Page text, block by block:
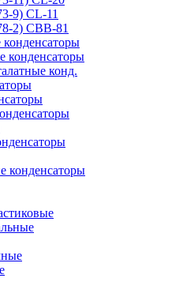
9) CL-11
2) CBB-81
конденсаторы
конд.
конденсаторы